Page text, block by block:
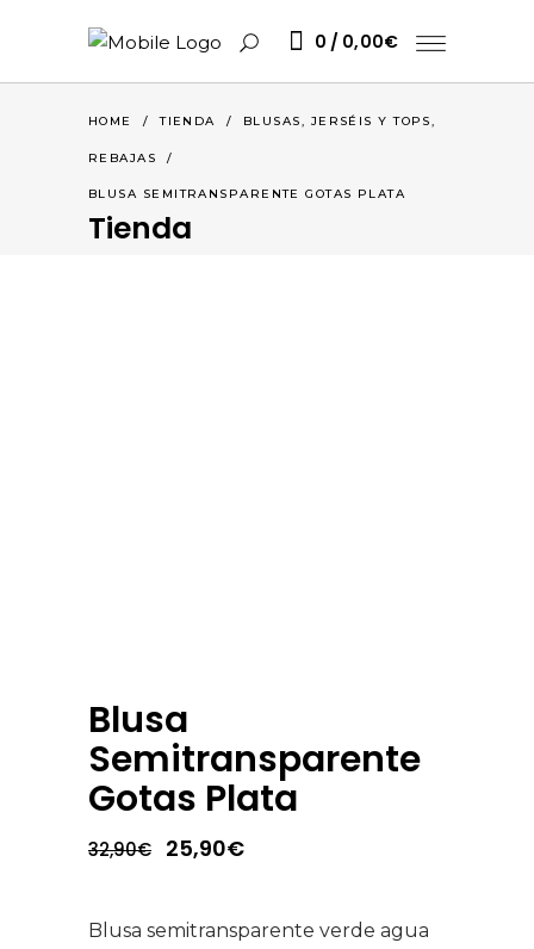
0 0,00€
HOME /TIENDA / BLUSAS, JERSÉIS Y TOPS,
REBAJAS /
BLUSA SEMITRANSPARENTE GOTAS PLATA
Tienda
Blusa
Semitransparente
Gotas Plata
32,90€ El
precio
32,90€.
25,90€El
25,90€.
Blusa semitransparente verde agua